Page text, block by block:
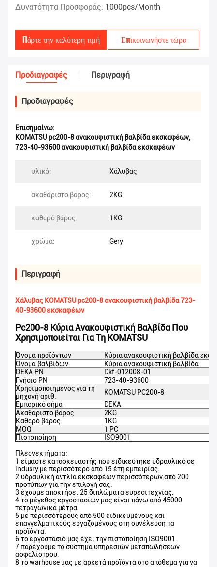
Δυνατότητα Προσφοράς: 1000pcs/month
Πάρτε την καλύτερη τιμή Επικοινωνήστε τώρα
Προδιαγραφές Περιγραφή
Προδιαγραφές
Επισημαίνω:
KOMATSU pc200-8 ανακουφιστική βαλβίδα εκσκαφέων,
723-40-93600 ανακουφιστική βαλβίδα εκσκαφέων
υλικό: Χάλυβας
ακαθάριστο βάρος: 2KG
καθαρό βάρος: 1KG
χρώμα: Gery
Περιγραφή
Χάλυβας KOMATSU pc200-8 ανακουφιστική βαλβίδα 723-
40-93600 εκσκαφέων
Pc200-8 Κύρια Ανακουφιστική Βαλβίδα Που
Χρησιμοποιείται Για Τη KOMATSU
Όνομα προϊόντων
Κύρια ανακουφιστική βαλβίδα
Όνομα βαλβίδων
Κύρια ανακουφιστική βαλβίδα
DEKA PN
Dkf-012008-01
Γνήσιο PN
723-40-93600
Χρησιμοποιημένος για τη
μηχανή αριθ.
KOMATSU PC200-8
Εμπορικό σήμα
DEKA
Ακαθάριστο βάρος
2KG
Καθαρό βάρος
1KG
MOQ
1 PC
Πιστοποίηση
ISO9001
Πλεονεκτήματα:
1 είμαστε κατασκευαστής που ειδικεύτηκε υδραυλικό σε
indusry με περισσότερο από 15 έτη εμπειρίας.
2 υδραυλική αντλία εκσκαφέων περισσότερων από 200
προτύπων για την επιλογή σας.
3 έχουμε αποκτήσει 25 διπλώματα ευρεσιτεχνίας.
4 το μέγεθος εργοστασίων μας είναι πάνω από 45000
τετραγωνικά μέτρα.
5 με περισσότερους από 500 ειδικευμένους και
επαγγελματικούς εργαζομένους στη συνέλευση τα
προϊόντα.
6 το εργοστάσιό μας έχει την πιστοποίηση ISO9001.
7 παρέχουμε το σύστημα υπηρεσιών μεταπωλήσεων
ασφαλίστρου.
8 το warhouse μας με αρκετά προϊόντα στο απόθεμα για να